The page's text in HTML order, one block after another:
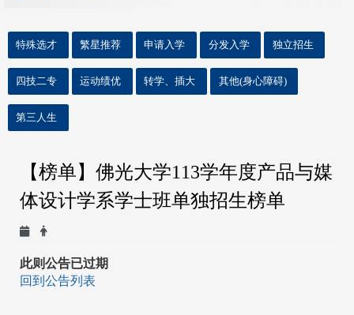
特殊选才 繁星推荐 申请入学 分发入学 独立招生
四技二专 运动绩优 转学、插大 其他(身心障碍)
第三人生
【榜单】 佛光大学113学年度产品与媒
体设计学系学士班单独招生榜单
此则公告已过期
回到公告列表